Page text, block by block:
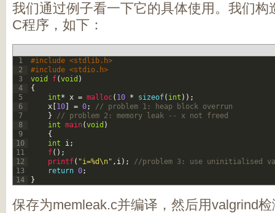
我们通过例子看一下它的具体使用。我们构
C程序，如下：
1
2
3
4
5
6
7
8
9
10
11
12
13
14
#include <stdlib.h>
#include <stdio.h>
void
f(void )
{
int* x = malloc( 10 * sizeof( int ) ) ;
x 10 = 0;
// problem 1: heap block overrun
}
// problem 2: memory leak -- x not freed
int main(void )
{
int
i;
f( ) ;
printf( "i=%d\n" , i) ;
//problem 3: use uninitialised
return 0;
}
保存为memleak.c并编译，然后用valgrind检